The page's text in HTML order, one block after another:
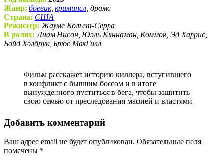
Жанр: боевик, криминал , драма
Страна: США
Режиссер: Жауме Кольет-Серра
В ролях: Лиам Нисон, Юэль Киннаман, Коммон, Эд Харрис,
Бойд Холбрук, Брюс МакГилл
Фильм расскажет историю киллера, вступившего
в конфликт с бывшим боссом и в итоге
вынужденного пуститься в бега, чтобы защитить
свою семью от преследования мафией и властями.
Добавить комментарий
Ваш адрес email не будет опубликован. Обязательные поля
помечены *